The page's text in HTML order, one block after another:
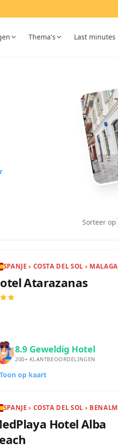
Thema's Last minutes
Sorteer op
SPANJE › COSTA DEL SOL › MALAGA
Atarazanas
8.9 Geweldig Hotel
200+ KLANTBEOORDELINGEN
Toon op kaart
Hotel Alba